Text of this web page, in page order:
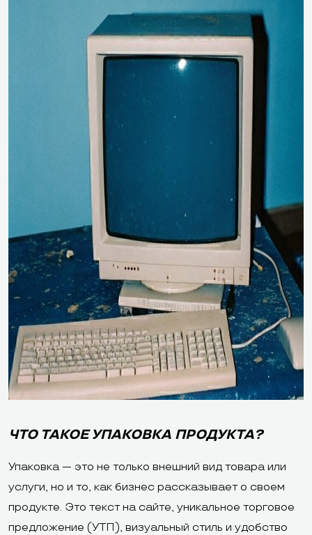
ЧТО ТАКОЕ УПАКОВКА ПРОДУКТА?
Упаковка — это не только внешний вид товара или
услуги, но и то, как бизнес рассказывает о своем
продукте. Это текст на сайте, уникальное торговое
предложение (УТП), визуальный стиль и удобство